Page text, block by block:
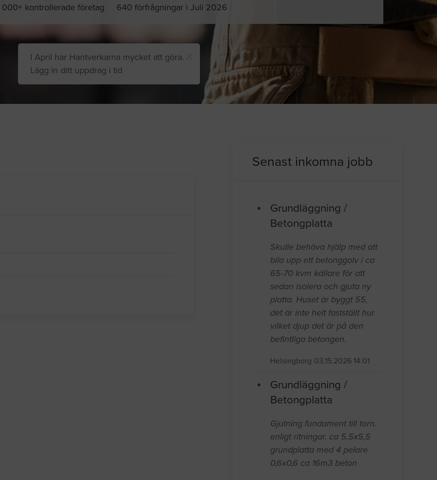
000+ kontrollerade företag 640 förfrågningar i Juli 2026
I April har Hantverkarna mycket att göra.
Lägg in ditt uppdrag i tid
Du och
proffshjälp just nu
Senast inkomna jobb
Grundläggning /
Betongplatta
Skulle behöva hjälp med att
bila upp ett betonggolv i ca
65-70 kvm källare för att
sedan isolera och gjuta ny
platta. Huset är byggt 55,
det är inte helt fastställt hur
vilket djup det är på den
befintliga betongen.
Helsingborg 03.15.2026 14:01
Grundläggning /
Betongplatta
Gjutning fundament till torn.
enligt ritningar. ca 5,5x5,5
grundplatta med 4 pelare
0,6x0,6 ca 16m3 beton